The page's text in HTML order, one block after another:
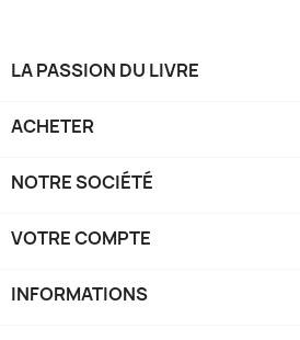
LA PASSION DU LIVRE
ACHETER
NOTRE SOCIÉTÉ
VOTRE COMPTE
INFORMATIONS